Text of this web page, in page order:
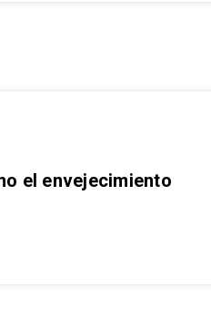
el envejecimiento